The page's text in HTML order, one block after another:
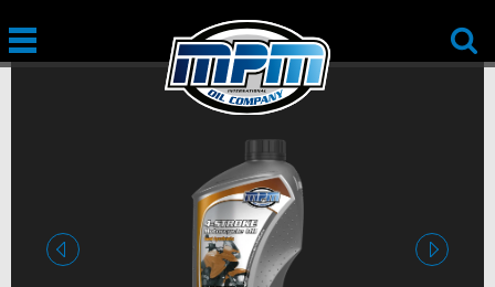
prethodna sledeća